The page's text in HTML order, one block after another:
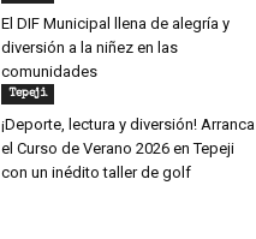
El DIF Municipal llena de alegría y
diversión a la niñez en las
comunidades
Tepeji
¡Deporte, lectura y diversión! Arranca
el Curso de Verano 2026 en Tepeji
con un inédito taller de golf